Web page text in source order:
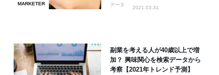
MARKETER データ
2021.03.31
副業を考える人が40歳以上で増
加？ 興味関心を検索データから
考察【2021年トレンド予測】